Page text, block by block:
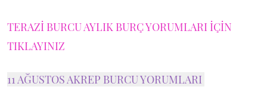
TERAZİ BURCU AYLIK BURÇ YORUMLARI İÇİN
TIKLAYINIZ
11 AĞUSTOS AKREP BURCU YORUMLARI